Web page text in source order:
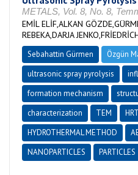
METALS, Vol. 8, No. 8,
EMİL ELİF,ALKAN
REBEKA,DARJA
Sebahattin Gürmen Özgün
ultrasonic spray pyrolysis
formation mechanism
characterization
TEM
HYDROTHERMAL METHOD
NANOPARTICLES
PARTICLES